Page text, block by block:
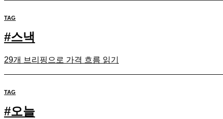
TAG
#스낵
29개 브리핑으로 가격 흐름 읽기
TAG
#오늘